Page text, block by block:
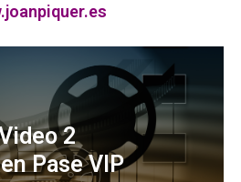
2
Pase VIP